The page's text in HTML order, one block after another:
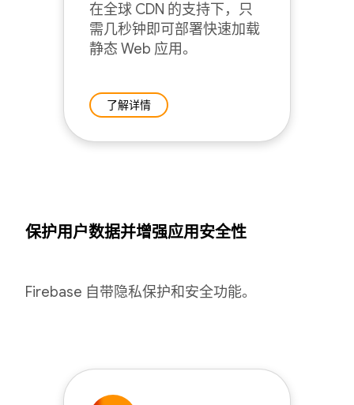
在全球 CDN 的支持下，只
需几秒钟即可部署快速加载
静态 Web 应用。
了解详情
保护用户数据并增强应用安全性
Firebase 自带隐私保护和安全功能。